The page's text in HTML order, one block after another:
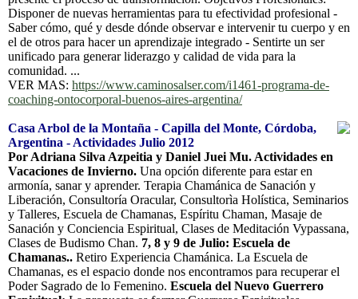
Disponer de nuevas herramientas para tu efectividad profesional -
Saber cómo, qué y desde dónde observar e intervenir tu cuerpo y en
el de otros para hacer un aprendizaje integrado - Sentirte un ser
unificado para generar liderazgo y calidad de vida para la
comunidad. ...
VER MAS: https://www.caminosalser.com/i1461-programa-de-
coaching-ontocorporal-buenos-aires-argentina/
Casa Arbol de la Montaña - Capilla del Monte, Córdoba,
Argentina - Actividades Julio 2012
Por Adriana Silva Azpeitia y Daniel Juei Mu. Actividades en
Vacaciones de Invierno. Una opción diferente para estar en
armonía, sanar y aprender. Terapia Chamánica de Sanación y
Liberación, Consultoría Oracular, Consultorìa Holística, Seminarios
y Talleres, Escuela de Chamanas, Espíritu Chaman, Masaje de
Sanación y Conciencia Espiritual, Clases de Meditación Vypassana,
Clases de Budismo Chan. 7, 8 y 9 de Julio: Escuela de
Chamanas.. Retiro Experiencia Chamánica. La Escuela de
Chamanas, es el espacio donde nos encontramos para recuperar el
Poder Sagrado de lo Femenino. Escuela del Nuevo Guerrero